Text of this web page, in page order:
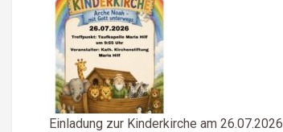
Einladung zur Kinderkirche am 26.07.2026